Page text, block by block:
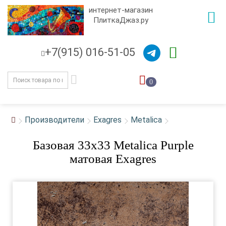
интернет-магазин
ПлиткаДжаз.ру
+7(915) 016-51-05
0
Производители Exagres Metalica
Базовая 33x33 Metalica Purple
матовая Exagres